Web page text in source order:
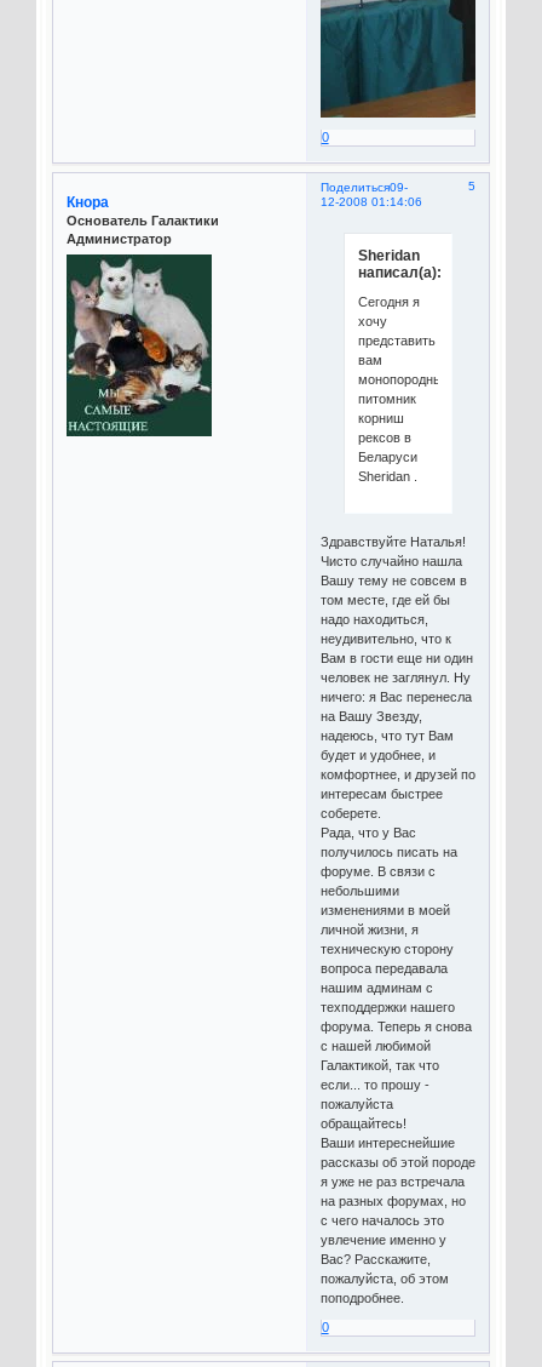
0
Поделиться 5
09-
12-2008 01:14:06
Кнора
Основатель Галактики
Администратор
Sheridan
написал(а):
Сегодня я
хочу
представить
вам
монопородный
питомник
корниш
рексов в
Беларуси
Sheridan .
Здравствуйте Наталья!
Чисто случайно нашла
Вашу тему не совсем в
том месте, где ей бы
надо находиться,
неудивительно, что к
Вам в гости еще ни один
человек не заглянул. Ну
ничего: я Вас перенесла
на Вашу Звезду,
надеюсь, что тут Вам
будет и удобнее, и
комфортнее, и друзей по
интересам быстрее
соберете.
Рада, что у Вас
получилось писать на
форуме. В связи с
небольшими
изменениями в моей
личной жизни, я
техническую сторону
вопроса передавала
нашим админам с
техподдержки нашего
форума. Теперь я снова
с нашей любимой
Галактикой, так что
если... то прошу -
пожалуйста
обращайтесь!
Ваши интереснейшие
рассказы об этой породе
я уже не раз встречала
на разных форумах, но
с чего началось это
увлечение именно у
Вас? Расскажите,
пожалуйста, об этом
поподробнее.
0